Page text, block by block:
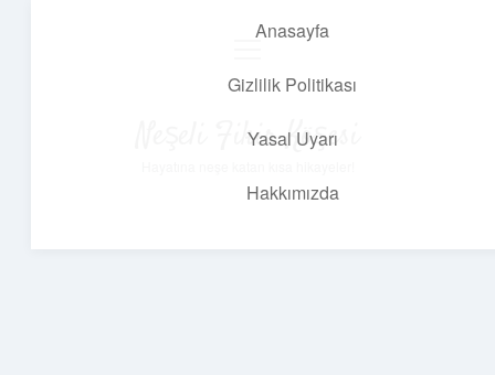
Anasayfa
Gizlilik Politikası
Yasal Uyarı
Hakkımızda
Neşeli Fikir Köşesi